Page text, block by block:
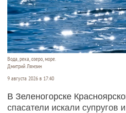
Вода, река, озеро, море.
Дмитрий Лямзин
9 августа 2026 в 17:40
В Зеленогорске
спасатели искали супругов